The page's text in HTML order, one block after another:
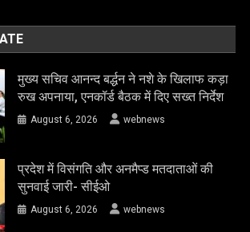
मुख्य सचिव आनन्द बर्द्धन ने नशे के खिलाफ कड़ा
रुख अपनाया, एनकॉर्ड बैठक में दिए सख्त निर्देश
August 6, 2026 webnews
प्रदेश में विसंगति और अनमैप्ड मतदाताओं की
सुनवाई जारी- सीईओ
August 6, 2026 webnews